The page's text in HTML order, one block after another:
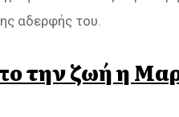
αδερφής του.
την ζωή η